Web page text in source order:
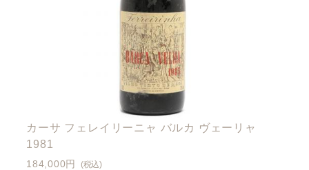
カーサ フェレイリーニャ バルカ ヴェーリャ
1981
184,000円 (税込)